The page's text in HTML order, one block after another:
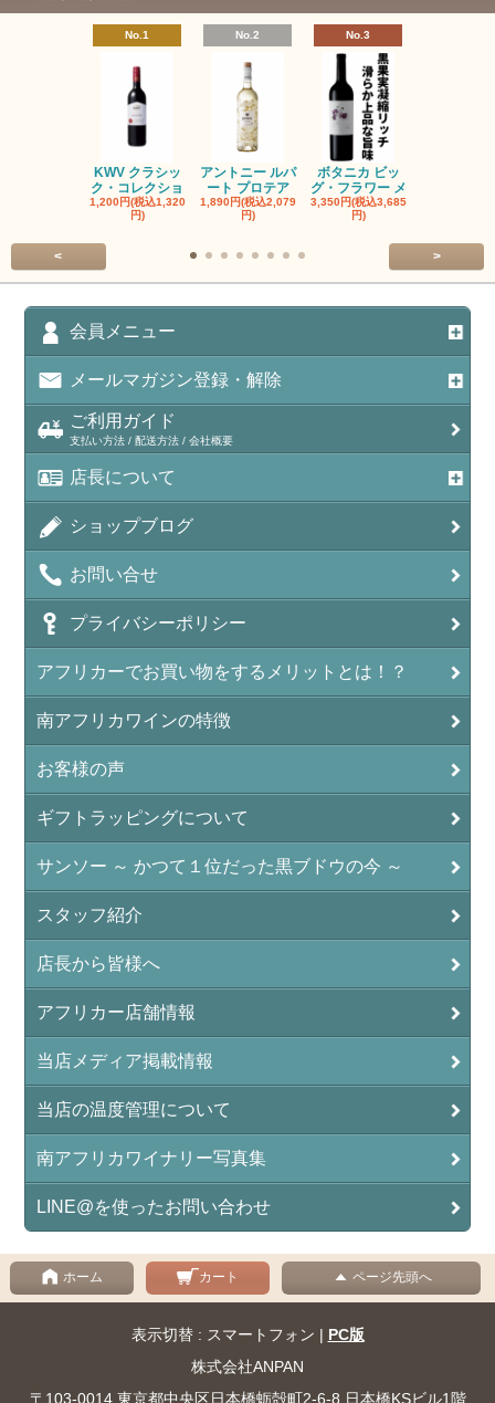
No.1
KWV クラシッ
ク・コレクショ
1,200円(税込1,320
円)
No.2
アントニー ルパ
ート プロテア
1,890円(税込2,079
円)
No.3
ボタニカ ビッ
グ・フラワー メ
3,350円(税込3,685
円)
< >
会員メニュー
メールマガジン登録・解除
ご利用ガイド
支払い方法 / 配送方法 / 会社概要
店長について
ショップブログ
お問い合せ
プライバシーポリシー
アフリカーでお買い物をするメリットとは！？
南アフリカワインの特徴
お客様の声
ギフトラッピングについて
サンソー ～ かつて１位だった黒ブドウの今 ～
スタッフ紹介
店長から皆様へ
アフリカー店舗情報
当店メディア掲載情報
当店の温度管理について
南アフリカワイナリー写真集
LINE@を使ったお問い合わせ
ホーム カート ページ先頭へ
表示切替 : スマートフォン | PC版
株式会社ANPAN
〒103-0014 東京都中央区日本橋蛎殻町2-6-8 日本橋KSビル1階